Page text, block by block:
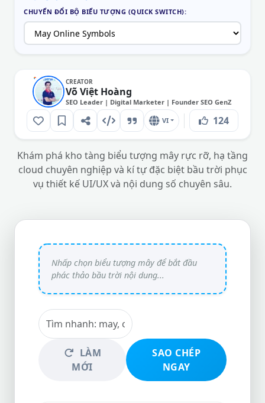
CHUYỂN ĐỔI BỘ BIỂU TƯỢNG (QUICK SWITCH):
CREATOR
Võ Việt Hoàng
SEO Leader | Digital Marketer | Founder SEO GenZ
VI 124
Khám phá kho tàng biểu tượng mây rực rỡ, hạ tầng
cloud chuyên nghiệp và kí tự đặc biệt bầu trời phục
vụ thiết kế UI/UX và nội dung số chuyên sâu.
LÀM
MỚI
SAO CHÉP
NGAY